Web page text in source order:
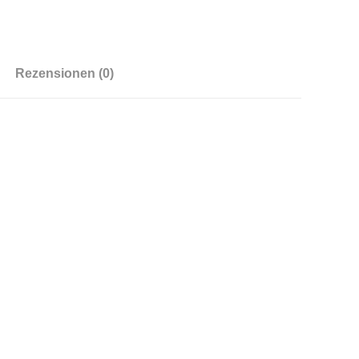
Rezensionen (0)